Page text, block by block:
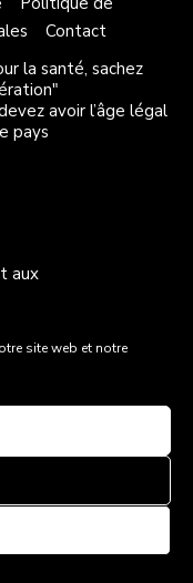
aux
site web et notre
Contact
la santé, sachez
avoir l’âge légal
pays